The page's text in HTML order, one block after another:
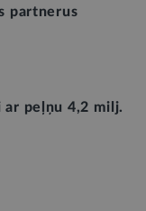
partnerus
ar peļņu 4,2 milj.